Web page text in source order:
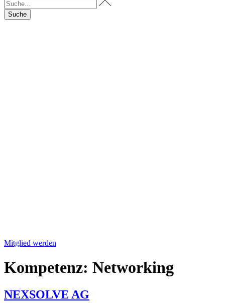
Suche
Mitglied werden
Kompetenz: Networking
NEXSOLVE AG